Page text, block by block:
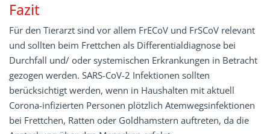
Fazit
Für den Tierarzt sind vor allem FrECoV und FrSCoV relevant
und sollten beim Frettchen als Differentialdiagnose bei
Durchfall und/ oder systemischen Erkrankungen in Betracht
gezogen werden. SARS-CoV-2 Infektionen sollten
berücksichtigt werden, wenn in Haushalten mit aktuell
Corona-infizierten Personen plötzlich Atemwegsinfektionen
bei Frettchen, Ratten oder Goldhamstern auftreten, da die